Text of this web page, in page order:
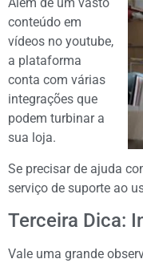
conteúdo em
vídeos no youtube,
a plataforma
conta com várias
integrações que
podem turbinar a
sua loja.
Se precisar de ajuda
serviço de suporte ao
Terceira Dica:
Vale uma grande